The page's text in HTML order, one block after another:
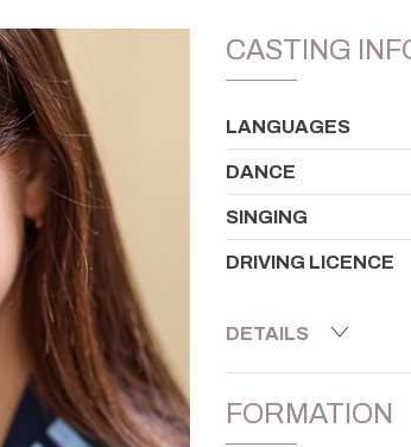
CASTING
LANGUAGES
DANCE
SINGING
DRIVING LICENCE
DETAILS
FORMATION